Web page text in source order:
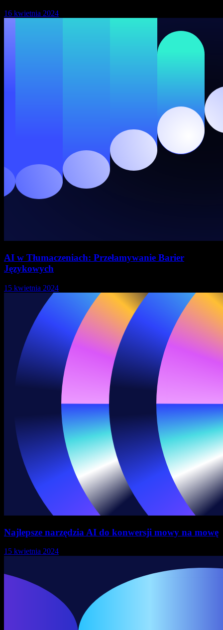
16 kwietnia 2024
AI w Tłumaczeniach: Przełamywanie Barier
Językowych
15 kwietnia 2024
Najlepsze narzędzia AI do konwersji mowy na mowę
15 kwietnia 2024